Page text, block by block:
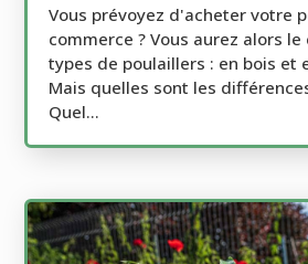
Vous prévoyez d'acheter votre
commerce ? Vous aurez alors
types de poulaillers : en bois et
Mais quelles sont les
Quel...